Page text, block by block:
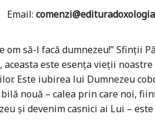
Email:
om să-l facă dumnezeu!”
este esența vieții noastre
Este iubirea lui Dumnezeu
nouă – calea prin care noi,
și devenim casnici ai Lui – este